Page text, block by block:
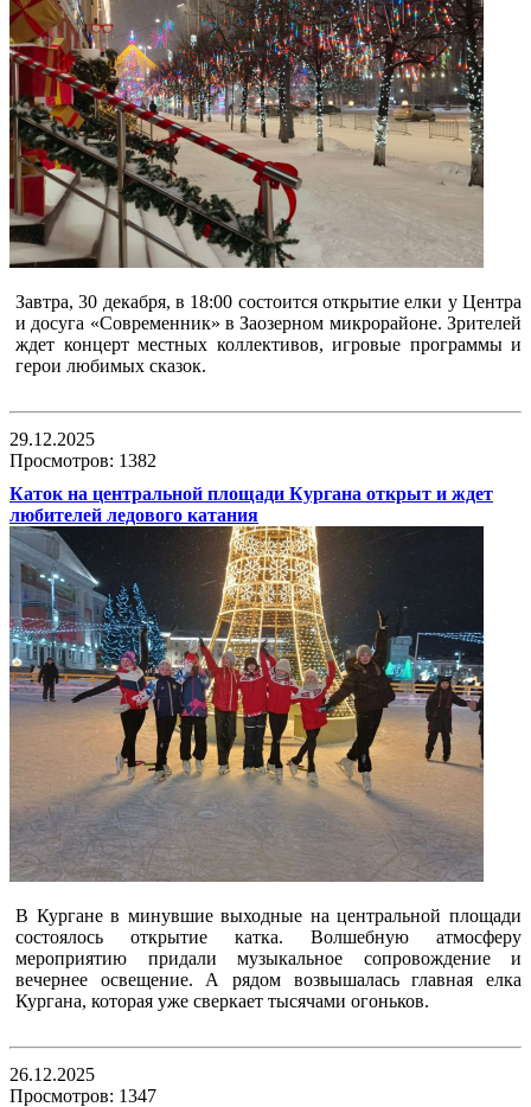
Завтра, 30 декабря, в 18:00 состоится открытие елки у Центра
и досуга «Современник» в Заозерном микрорайоне. Зрителей
ждет концерт местных коллективов, игровые программы и
герои любимых сказок.
29.12.2025
Просмотров: 1382
Каток на центральной площади Кургана открыт и ждет
любителей ледового катания
В Кургане в минувшие выходные на центральной площади
состоялось открытие катка. Волшебную атмосферу
мероприятию придали музыкальное сопровождение и
вечернее освещение. А рядом возвышалась главная елка
Кургана, которая уже сверкает тысячами огоньков.
26.12.2025
Просмотров: 1347